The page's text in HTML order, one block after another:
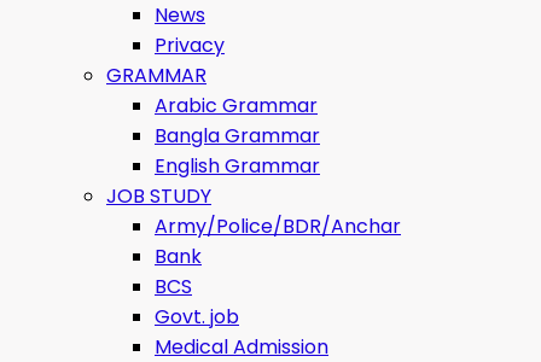
News
Privacy
GRAMMAR
Arabic Grammar
Bangla Grammar
English Grammar
JOB STUDY
Army/Police/BDR/Anchar
Bank
BCS
Govt. job
Medical Admission